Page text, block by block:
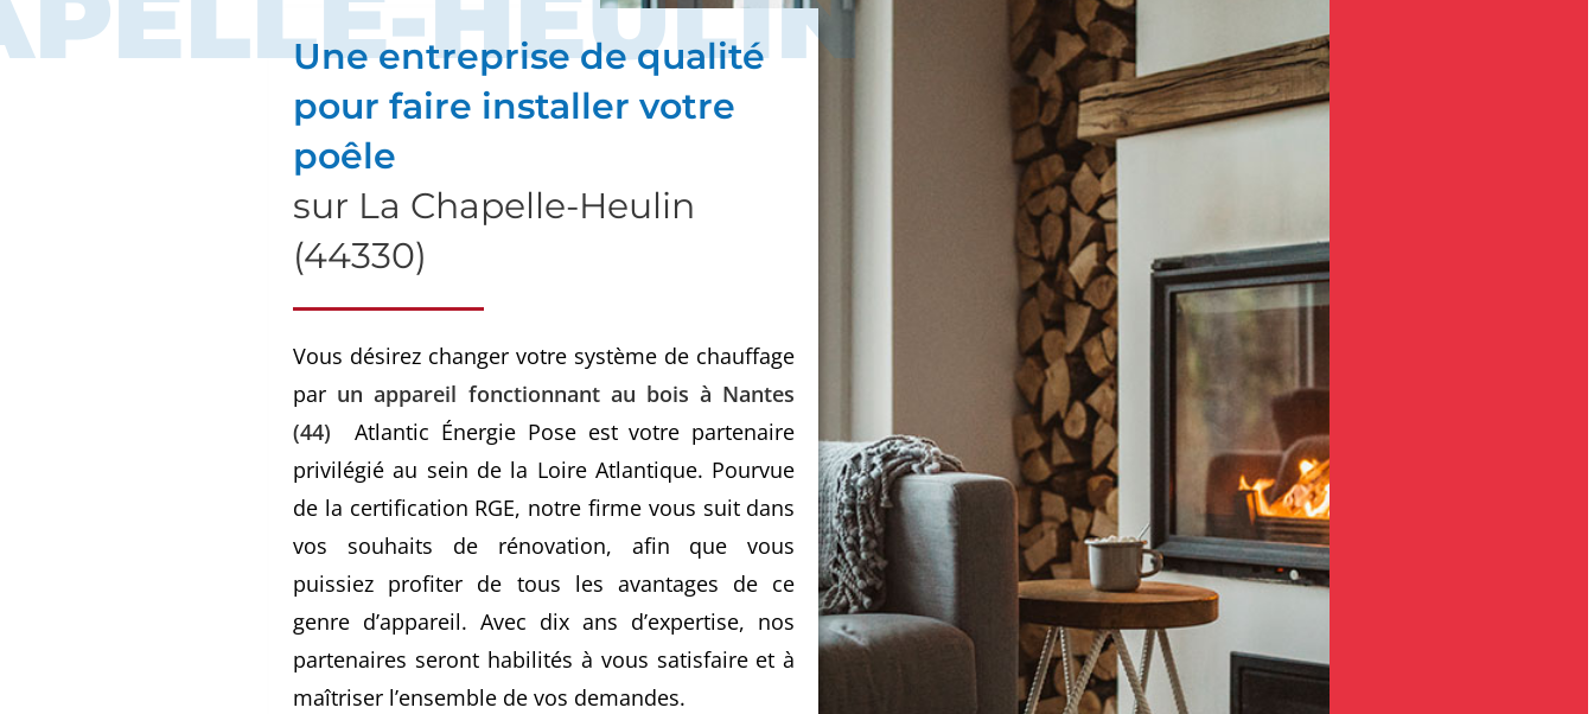
Une entreprise de qualité
pour faire installer votre
poêle
sur La Chapelle-Heulin
(44330)
Vous désirez changer votre système de chauffage
par un appareil fonctionnant au bois à Nantes
(44) Atlantic Énergie Pose est votre partenaire
privilégié au sein de la Loire Atlantique. Pourvue
de la certification RGE, notre firme vous suit dans
vos souhaits de rénovation, afin que vous
puissiez profiter de tous les avantages de ce
genre d’appareil. Avec dix ans d’expertise, nos
partenaires seront habilités à vous satisfaire et à
maîtriser l’ensemble de vos demandes.